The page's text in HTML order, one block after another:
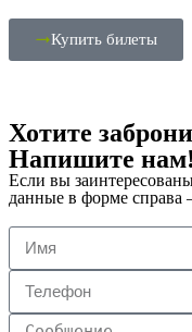
Купить билеты
Хотите
Напишите нам!
Если вы
данные в форме справа